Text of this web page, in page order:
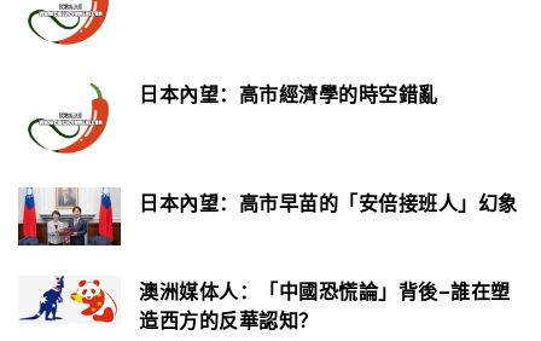
日本內望：高市經濟學的時空錯亂
日本內望：高市早苗的「安倍接班人」幻象
澳洲媒体人：「中國恐慌論」背後–誰在塑
造西方的反華認知？